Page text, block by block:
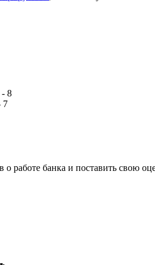
- 8
7
о работе банка и поставить свою